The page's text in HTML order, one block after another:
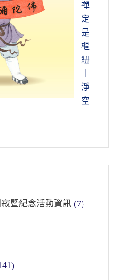
禪
定
是
樞
紐
淨
空
暨紀念活動資訊 (7)